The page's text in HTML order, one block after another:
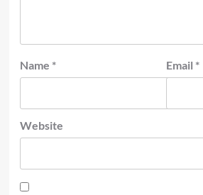
Name * Email *
Website